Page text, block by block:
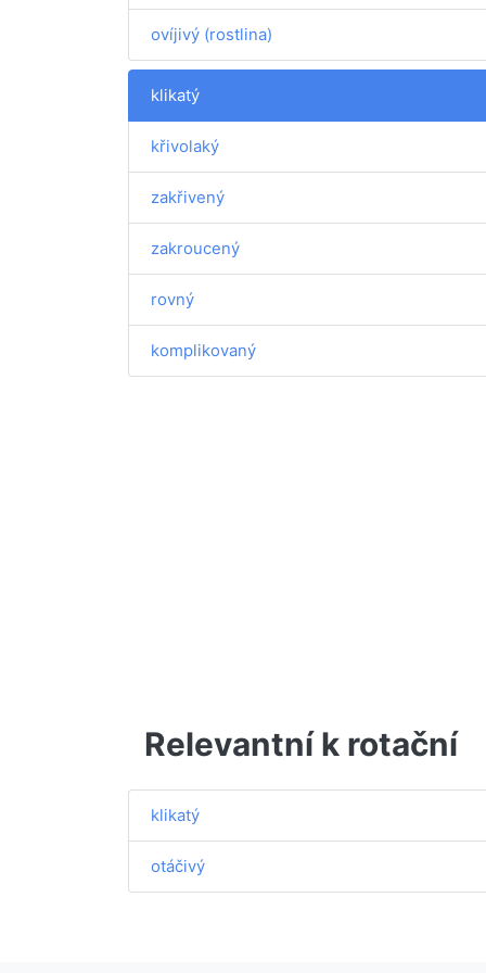
ovíjivý (rostlina)
klikatý
křivolaký
zakřivený
zakroucený
rovný
komplikovaný
Relevantní k rotační
klikatý
otáčivý